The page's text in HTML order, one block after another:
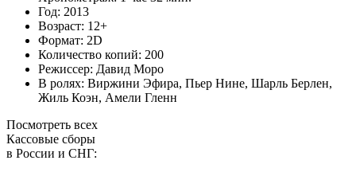
Год: 2013
Возраст: 12+
Формат: 2D
Количество копий: 200
Режиссер: Давид Моро
В ролях: Виржини Эфира, Пьер Нине, Шарль Берлен,
Жиль Коэн, Амели Гленн
Посмотреть всех
Кассовые сборы
в России и СНГ: